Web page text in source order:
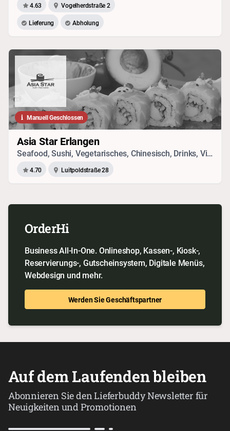
4.63 Vogelherdstraße 2
Lieferung Abholung
Manuell Geschlossen
Asia Star Erlangen
Seafood, Sushi, Vegetarisches, Chinesisch, Drinks, Vietnamesisch, Japanisch, Thai
4.70 Luitpoldstraße 28
OrderHi
Business All-In-One. Onlineshop, Kassen-, Kiosk-,
Reservierungs-, Gutscheinsystem, Digitale Menüs,
Webdesign und mehr.
Werden Sie Geschäftspartner
Auf dem Laufenden bleiben
Abonnieren Sie den Lieferbuddy Newsletter für
Neuigkeiten und Promotionen